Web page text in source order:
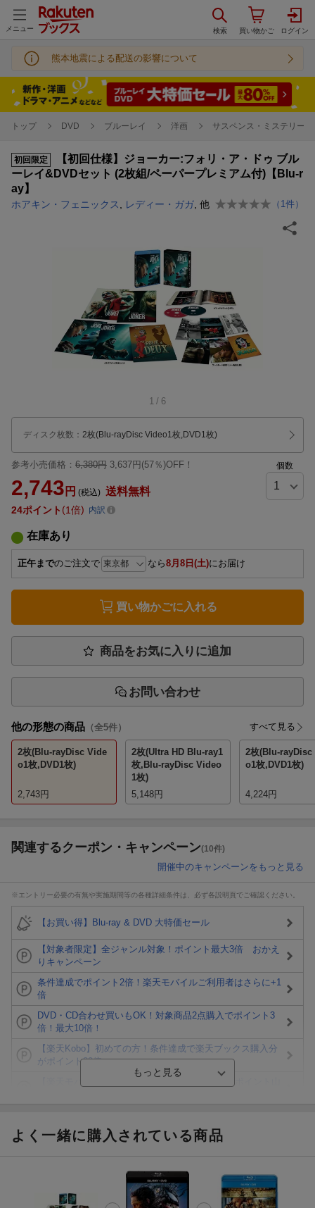
メニュー
熊本地震による配送の影響について
トップ DVD ブルーレイ 洋画 サスペンス・ミステリー
初回限定
【初回仕様】ジョーカー:フォリ・ア・ドゥ ブル
ーレイ&DVDセット (2枚組/ペーパープレミアム付)【Blu-r
ay】
ホアキン・フェニックス レディー・ガガ , 他 （ 1 件）
1 / 6
ディスク枚数 ： 2枚(Blu-rayDisc Video1枚,DVD1枚)
参考小売価格： 6,380円 3,637円(57％)OFF！
2,743 円 (税込) 送料無料
個数
24ポイント 1倍 内訳
在庫あり
正午までのご注文で なら8月8日(土)にお届け
買い物かごに入れる
商品をお気に入りに追加
お問い合わせ
他の形態の商品 （全5件） すべて見る
2枚(Blu-rayDisc Vide
o1枚,DVD1枚)
2,743円
2枚(Ultra HD Blu-ray1
枚,Blu-rayDisc Video
1枚)
5,148円
2枚(Blu-rayDisc
o1枚,DVD1枚)
4,224円
関連するクーポン・キャンペーン(10件)
開催中のキャンペーンをもっと見る
※エントリー必要の有無や実施期間等の各種詳細条件は、必ず各説明頁でご確認ください。
【お買い得】Blu-ray & DVD 大特価セール
【対象者限定】全ジャンル対象！ポイント最大3倍 おかえ
りキャンペーン
条件達成でポイント2倍！楽天モバイルご利用者はさらに+1
倍
DVD・CD合わせ買いもOK！対象商品2点購入でポイント3
倍！最大10倍！
【楽天Kobo】初めての方！条件達成で楽天ブックス購入分
がポイント20倍
ト山分け
Blu-ray・DVDセール・お買い得情報
よく一緒に購入されている商品